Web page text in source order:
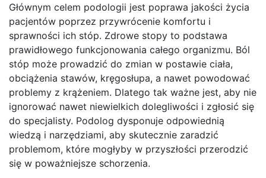
Głównym celem podologii jest poprawa jakości życia
pacjentów poprzez przywrócenie komfortu i
sprawności ich stóp. Zdrowe stopy to podstawa
prawidłowego funkcjonowania całego organizmu. Ból
stóp może prowadzić do zmian w postawie ciała,
obciążenia stawów, kręgosłupa, a nawet powodować
problemy z krążeniem. Dlatego tak ważne jest, aby nie
ignorować nawet niewielkich dolegliwości i zgłosić się
do specjalisty. Podolog dysponuje odpowiednią
wiedzą i narzędziami, aby skutecznie zaradzić
problemom, które mogłyby w przyszłości przerodzić
się w poważniejsze schorzenia.